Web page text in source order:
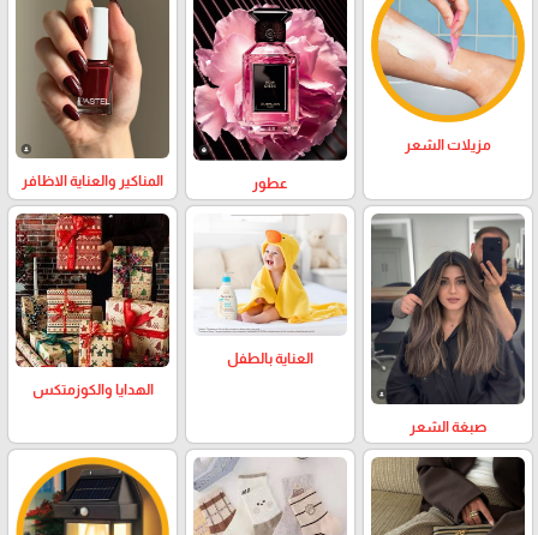
مزيلات الشعر
عطور المناكير والعناية الاظافر
صبغة الشعر
العناية بالطفل
الهدايا والكوزمتكس